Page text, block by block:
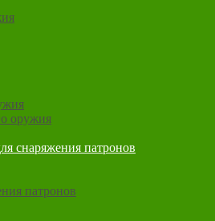
оружия
снаряжения патронов
патронов